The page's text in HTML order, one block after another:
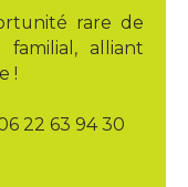
rare de
alliant
!
22 63 94 30